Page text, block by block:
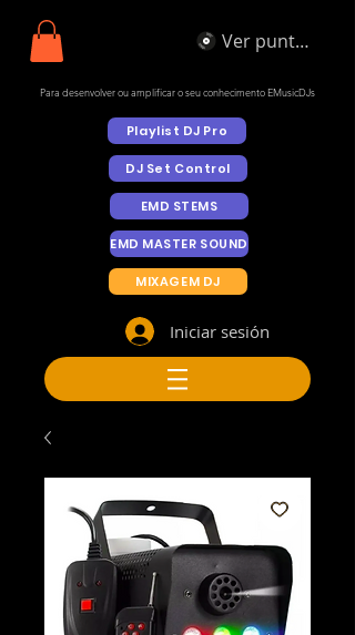
Ver puntos
Para desenvolver ou amplificar o seu conhecimento EMusicDJs
Playlist DJ Pro
DJ Set Control
EMD STEMS
EMD MASTER SOUND
MIXAGEM DJ
Iniciar sesión